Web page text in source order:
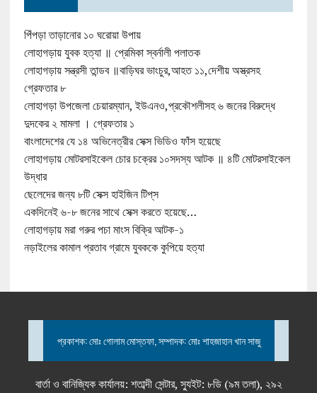
পিঁপড়া তাড়ানোর ১০ ঘরোয়া উপায়
লোহাগড়ায় যুবক হত্যা ॥ প্রেমিকা স্বর্নালী পলাতক
লোহাগড়ায় সন্ত্রসী তান্ডব ॥বাড়িঘর ভাংচুর,আহত ১১,দেশীয় অস্ত্রসহ
গ্রেফতার ৮
লোহাগড়া উপজেলা চেয়ারম্যান, ইউএনও,প্রকৌশলীসহ ৬ জনের বিরুদ্ধে
দুদকের ২ মামলা । গ্রেফতার ১
বাংলাদেশের যে ১৪ অভিনেত্রীর সেক্স ভিডিও ফাঁস হয়েছে
লোহাগড়ায় মোটরসাইকেল চোর চক্রের ১০সদস্য আটক ॥ ৪টি মোটরসাইকেল
উদ্ধার
ছেলেদের জন্য ৮টি সেক্স হাইজিন টিপ্‌স
একদিনেই ৬-৮ জনের সাথে সেক্স করতে হয়েছে…
লোহাগড়ায় মরা গরুর পচা মাংস বিক্রি আটক-১
নড়াইলের কামাল প্রতাব গ্রামে যুবককে কুপিয়ে হত্যা
প্রকাশক: মোঃ গোলাম মোস্তফা, সম্পাদক: মোঃ শাহজাহান খান সাজু
বার্তা ও বানিজ্যিক কার্যালয়: শতাব্দী সেন্টার, স্যুইট: ৮ডি (৯ম তলা), ২৯২